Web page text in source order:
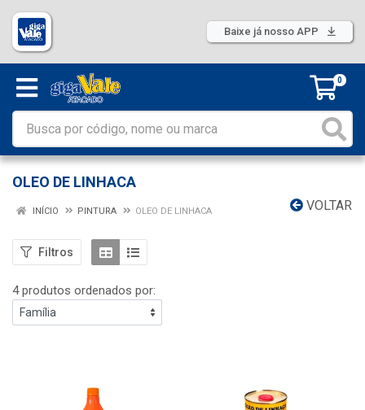
Baixe já nosso APP
0
OLEO DE LINHACA
VOLTAR
INÍCIO PINTURA OLEO DE LINHACA
Filtros
4 produtos ordenados por: